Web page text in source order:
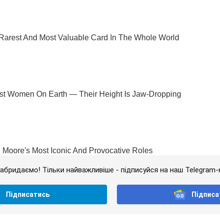
Тільки найважливіше - підписуйся на наш Telegram-
Підписатись